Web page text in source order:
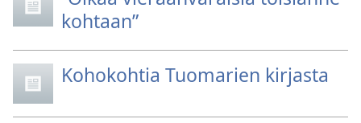
kohtaan”
Kohokohtia Tuomarien kirjasta